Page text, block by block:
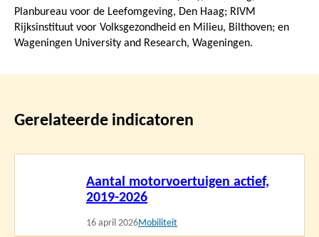
Planbureau voor de Leefomgeving, Den Haag; RIVM
Rijksinstituut voor Volksgezondheid en Milieu, Bilthoven; en
Wageningen University and Research, Wageningen.
Gerelateerde indicatoren
Aantal motorvoertuigen actief,
2019-2026
16 april 2026Mobiliteit